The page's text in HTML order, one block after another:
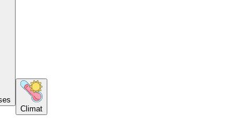
Climat